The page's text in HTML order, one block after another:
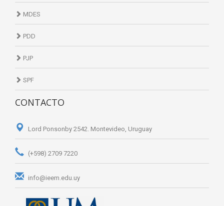
MDES
PDD
PJP
SPF
CONTACTO
Lord Ponsonby 2542. Montevideo, Uruguay
(+598) 2709 7220
info@ieem.edu.uy